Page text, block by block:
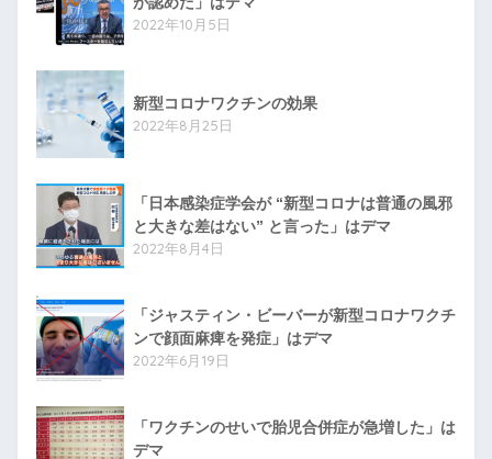
2022年10月5日
新型コロナワクチンの効果
2022年8月25日
「日本感染症学会が “新型コロナは普通の風邪
と大きな差はない” と言った」はデマ
2022年8月4日
「ジャスティン・ビーバーが新型コロナワクチ
ンで顔面麻痺を発症」はデマ
2022年6月19日
「ワクチンのせいで胎児合併症が急増した」は
デマ